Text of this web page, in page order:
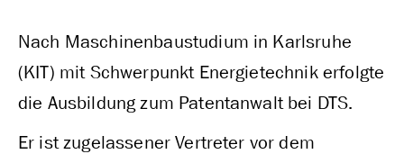
Nach Maschinenbaustudium in Karlsruhe
(KIT) mit Schwerpunkt Energietechnik erfolgte
die Ausbildung zum Patentanwalt bei DTS.
Er ist zugelassener Vertreter vor dem